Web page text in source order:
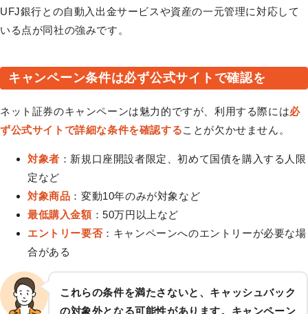
UFJ銀行との自動入出金サービスや資産の一元管理に対応して
いる点が同社の強みです。
キャンペーン条件は必ず公式サイトで確認を
ネット証券のキャンペーンは魅力的ですが、利用する際には必
ず公式サイトで詳細な条件を確認することが欠かせません。
対象者 ：新規口座開設者限定、初めて国債を購入する人限
定など
対象商品 ：変動10年のみが対象など
最低購入金額：50万円以上など
エントリー要否：キャンペーンへのエントリーが必要な場
合がある
これらの条件を満たさないと、キャッシュバック
の対象外となる可能性があります。キャンペーン